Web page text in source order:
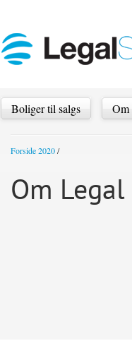
Boliger til salgs Om
Forside 2020/
Om